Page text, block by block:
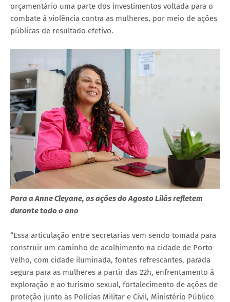
orçamentário uma parte dos investimentos voltada para o
combate à violência contra as mulheres, por meio de ações
públicas de resultado efetivo.
Para a Anne Cleyane, as ações do Agosto Lilás refletem
durante todo o ano
“Essa articulação entre secretarias vem sendo tomada para
construir um caminho de acolhimento na cidade de Porto
Velho, com cidade iluminada, fontes refrescantes, parada
segura para as mulheres a partir das 22h, enfrentamento à
exploração e ao turismo sexual, fortalecimento de ações de
proteção junto às Polícias Militar e Civil, Ministério Público